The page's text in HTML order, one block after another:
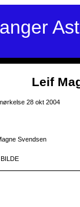
Leif
28 okt 2004
Svendsen